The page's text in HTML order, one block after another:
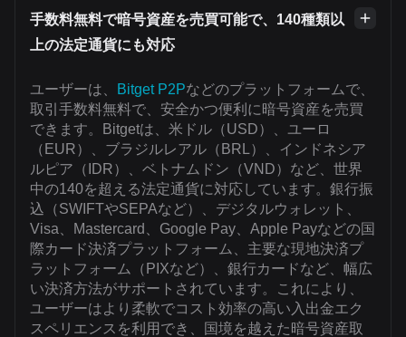
手数料無料で暗号資産を売買可能で、140種類以
上の法定通貨にも対応
ユーザーは、 Bitget P2Pなどのプラットフォームで、
取引手数料無料で、安全かつ便利に暗号資産を売買
できます。Bitgetは、米ドル（USD）、ユーロ
（EUR）、ブラジルレアル（BRL）、インドネシア
ルピア（IDR）、ベトナムドン（VND）など、世界
中の140を超える法定通貨に対応しています。銀行振
込（SWIFTやSEPAなど）、デジタルウォレット、
Visa、Mastercard、Google Pay、Apple Payなどの国
際カード決済プラットフォーム、主要な現地決済プ
ラットフォーム（PIXなど）、銀行カードなど、幅広
い決済方法がサポートされています。これにより、
ユーザーはより柔軟でコスト効率の高い入出金エク
スペリエンスを利用でき、国境を越えた暗号資産取